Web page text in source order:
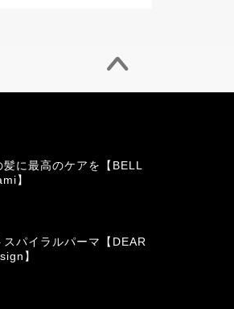
髪に最高のケアを【BELL
】
スパイラルパーマ【DEAR
】